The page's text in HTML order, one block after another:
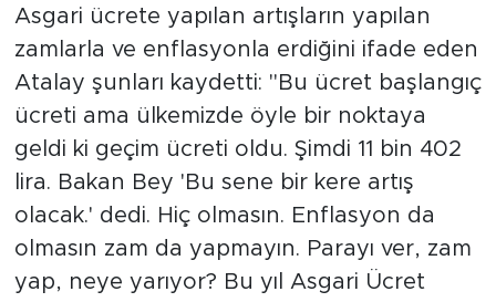
Asgari ücrete yapılan artışların yapılan
zamlarla ve enflasyonla erdiğini ifade eden
Atalay şunları kaydetti: "Bu ücret başlangıç
ücreti ama ülkemizde öyle bir noktaya
geldi ki geçim ücreti oldu. Şimdi 11 bin 402
lira. Bakan Bey 'Bu sene bir kere artış
olacak.' dedi. Hiç olmasın. Enflasyon da
olmasın zam da yapmayın. Parayı ver, zam
yap, neye yarıyor? Bu yıl Asgari Ücret